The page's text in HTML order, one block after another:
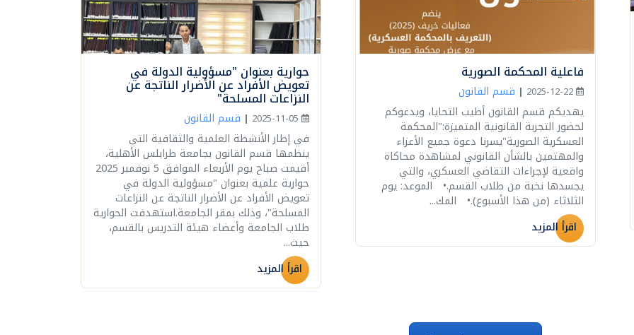
فاعلية المحكمة الصورية
2025-12-22
| قسم القانون
يهديكم قسم القانون أطيب التحايا، ويدعوكم
لحضور التجربة القانونية المتميزة:"المحكمة
العسكرية الصورية"يسرنا دعوة جميع الأعزاء
والمهتمين بالشأن القانوني لمشاهدة محاكاة
واقعية لإجراءات التقاضي العسكري، والتي
يجسدها نخبة من طلاب القسم.• الموعد: يوم
الثلاثاء (من هذا الأسبوع).• المك...
اقرأ المزيد
حوارية بعنوان "مسؤولية الدولة في
تعويض الأفراد عن الأضرار الناتجة عن
النزاعات المسلحة"
2025-11-05
| قسم القانون
في إطار الأنشطة العلمية والثقافية التي
ينظمها قسم القانون بجامعة طرابلس الأهلية،
أقيمت صباح يوم الأربعاء الموافق 5 نوفمبر 2025
حوارية علمية بعنوان "مسؤولية الدولة في
تعويض الأفراد عن الأضرار الناتجة عن النزاعات
المسلحة"، وذلك بمقر الجامعة.استهدفت الحوارية
طلاب الجامعة وأعضاء هيئة التدريس بالقسم،
حيث...
اقرأ المزيد